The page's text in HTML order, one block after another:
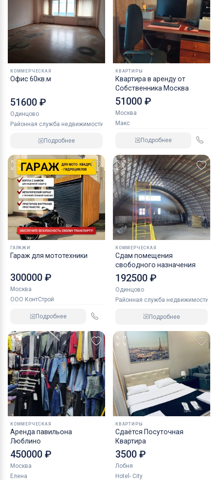
КОММЕРЧЕСКАЯ
Офис 60кв.м
51600 ₽
Одинцово
Районная служба недвижимости
Подробнее
КВАРТИРЫ
Квартира в аренду от
Собственника Москва
51000 ₽
Москва
Макс
Подробнее
ГАРАЖИ
Гараж для мототехники
300000 ₽
Москва
ООО КонтСтрой
Подробнее
КОММЕРЧЕСКАЯ
Сдам помещения
свободного назначения
192500 ₽
Одинцово
Районная служба недвижимости
Подробнее
КОММЕРЧЕСКАЯ
Аренда павильона
Люблино
450000 ₽
Москва
Елена
КВАРТИРЫ
Сдаётся Посуточная
Квартира
3500 ₽
Лобня
Hotel- City